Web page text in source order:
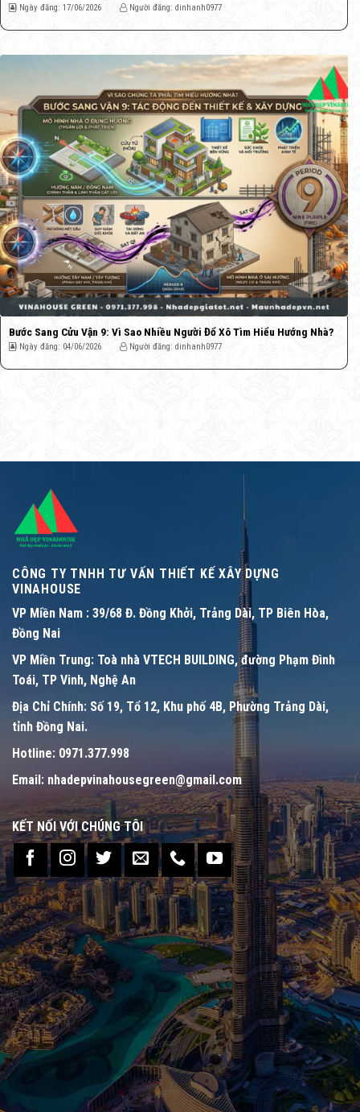
Ngày đăng: 17/06/2026 Người đăng: dinhanh0977
Bước Sang Cửu Vận 9: Vì Sao Nhiều Người Đổ Xô Tìm Hiểu Hướng Nhà?
Ngày đăng: 04/06/2026 Người đăng: dinhanh0977
CÔNG TY TNHH TƯ VẤN THIẾT KẾ XÂY DỰNG
VINAHOUSE
VP Miền Nam : 39/68 Đ. Đồng Khởi, Trảng Dài, TP Biên Hòa,
Đồng Nai
VP Miền Trung: Toà nhà VTECH BUILDING, đường Phạm Đình
Toái, TP Vinh, Nghệ An
Địa Chỉ Chính: Số 19, Tổ 12, Khu phố 4B, Phường Trảng Dài,
tỉnh Đồng Nai.
Hotline: 0971.377.998
Email: nhadepvinahousegreen@gmail.com
KẾT NỐI VỚI CHÚNG TÔI